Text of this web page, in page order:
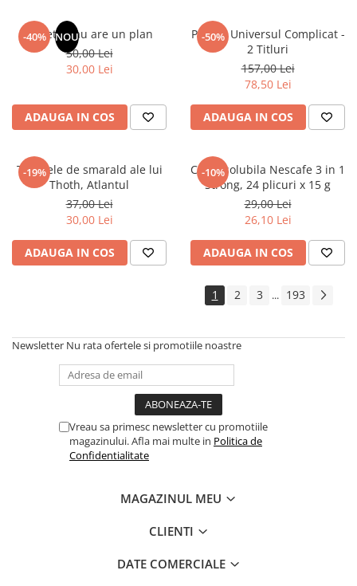
Articole scolare
Arta
Caiete si Carnetele scolare
Ghiozdane si Penare scolare
Instrumente si Truse Geometrie
Seturi scolare
Calculator
Consumabile & Accesorii
Cadouri
Carti in dar
Literatura Romana
Carte Prescolara, Joc
Carti cartonate
-40% NOU
Sufletul tau are un plan
50,00 Lei
30,00 Lei
ADAUGA IN COS
-50%
Pachet Universul Complicat -
2 Titluri
157,00 Lei
78,50 Lei
ADAUGA IN COS
-19%
Tablitele de smarald ale lui
Thoth, Atlantul
37,00 Lei
30,00 Lei
ADAUGA IN COS
-10%
Cafea solubila Nescafe 3 in 1
Strong, 24 plicuri x 15 g
29,00 Lei
26,10 Lei
ADAUGA IN COS
1 2 3 ... 193
Newsletter Nu rata ofertele si promotiile noastre
Vreau sa primesc newsletter cu promotiile
magazinului. Afla mai multe in Politica de
Confidentialitate
MAGAZINUL MEU
CLIENTI
DATE COMERCIALE